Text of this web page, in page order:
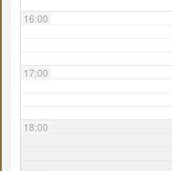
16:00
17:00
18:00